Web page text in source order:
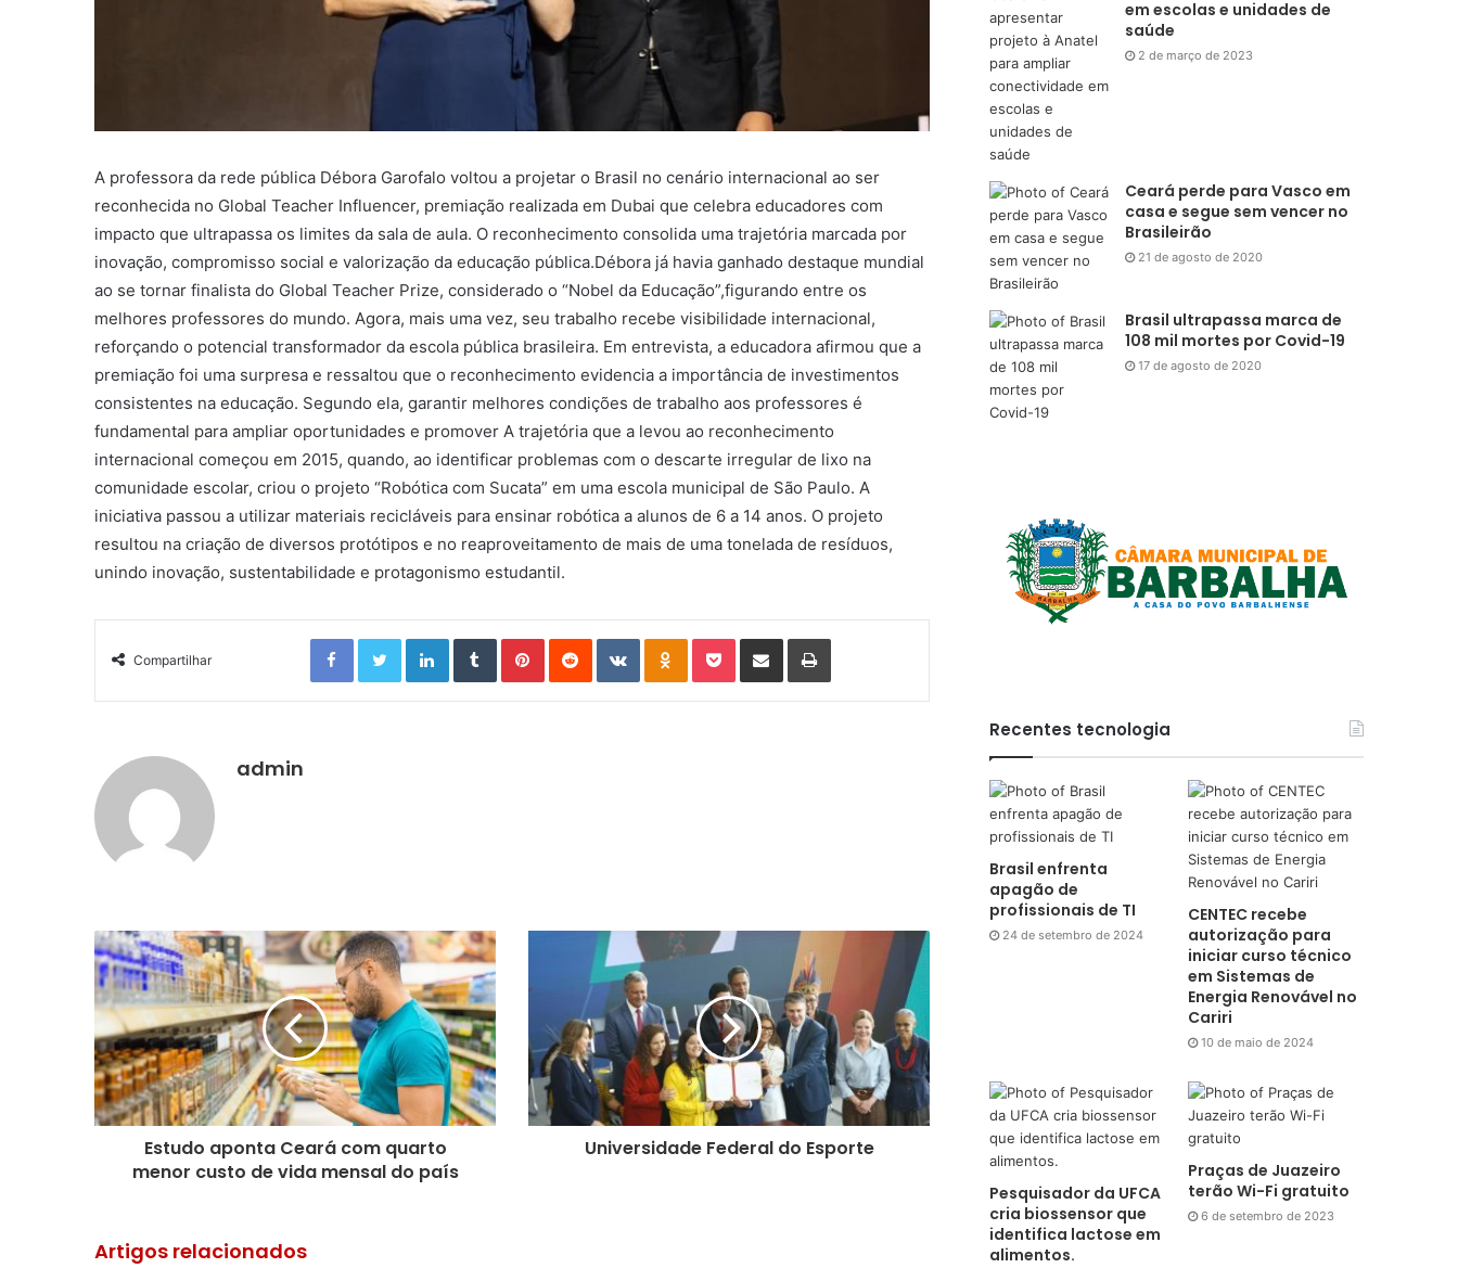
A professora da rede pública Débora Garofalo voltou a projetar o Brasil no cenário internacional ao ser
reconhecida no Global Teacher Influencer, premiação realizada em Dubai que celebra educadores com
impacto que ultrapassa os limites da sala de aula. O reconhecimento consolida uma trajetória marcada por
inovação, compromisso social e valorização da educação pública.Débora já havia ganhado destaque mundial
ao se tornar finalista do Global Teacher Prize, considerado o “Nobel da Educação”,figurando entre os
melhores professores do mundo. Agora, mais uma vez, seu trabalho recebe visibilidade internacional,
reforçando o potencial transformador da escola pública brasileira. Em entrevista, a educadora afirmou que a
premiação foi uma surpresa e ressaltou que o reconhecimento evidencia a importância de investimentos
consistentes na educação. Segundo ela, garantir melhores condições de trabalho aos professores é
fundamental para ampliar oportunidades e promover A trajetória que a levou ao reconhecimento
internacional começou em 2015, quando, ao identificar problemas com o descarte irregular de lixo na
comunidade escolar, criou o projeto “Robótica com Sucata” em uma escola municipal de São Paulo. A
iniciativa passou a utilizar materiais recicláveis para ensinar robótica a alunos de 6 a 14 anos. O projeto
resultou na criação de diversos protótipos e no reaproveitamento de mais de uma tonelada de resíduos,
unindo inovação, sustentabilidade e protagonismo estudantil.
Compartilhar
Facebook Twitter Linkedin Tumblr Pinterest Reddit VKontakte Odnoklassniki Pocket Compartilhar via e-mail Imprimir
admin
Estudo aponta Ceará com quarto
menor custo de vida mensal do país
Universidade Federal do Esporte
Artigos relacionados
em escolas e unidades de
saúde
2 de março de 2023
Ceará perde para Vasco em
casa e segue sem vencer no
Brasileirão
21 de agosto de 2020
Brasil ultrapassa marca de
108 mil mortes por Covid-19
17 de agosto de 2020
Recentes tecnologia
Brasil enfrenta
apagão de
profissionais de TI
24 de setembro de 2024
CENTEC recebe
autorização para
iniciar curso técnico
em Sistemas de
Energia Renovável no
Cariri
10 de maio de 2024
Pesquisador da UFCA
cria biossensor que
identifica lactose em
alimentos.
Praças de Juazeiro
terão Wi-Fi gratuito
6 de setembro de 2023